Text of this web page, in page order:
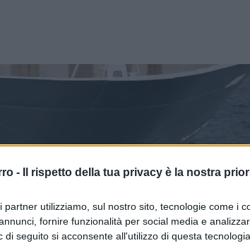
- Il rispetto della tua privacy è la nostra
partner utilizziamo, sul nostro sito, tecnologie come i
fornire funzionalità per social media e
di seguito si acconsente all'utilizzo di questa